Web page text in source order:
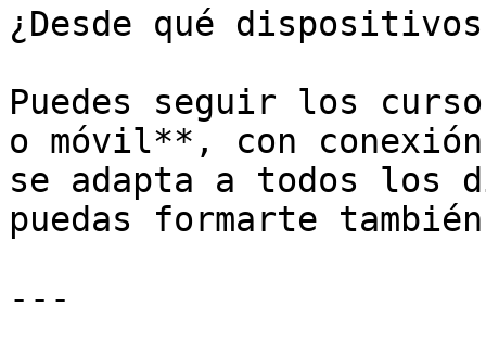
¿Desde qué
Puedes seguir los
o móvil**, con
se adapta a todos los
puedas formarte
---